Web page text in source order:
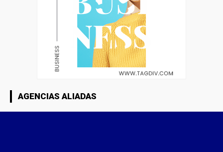
AGENCIAS ALIADAS